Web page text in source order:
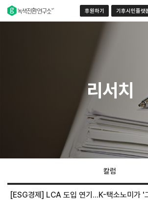
후원하기 기후시민플랫
리서치
칼럼
[ESG경제] LCA 도입 연기...K-택소노미가 '